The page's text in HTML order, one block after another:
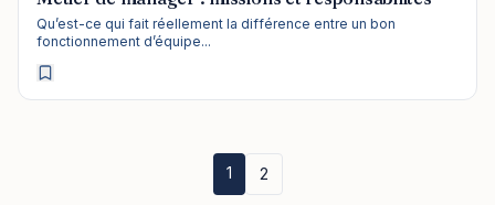
Qu’est-ce qui fait réellement la différence entre un bon
fonctionnement d’équipe...
1 2